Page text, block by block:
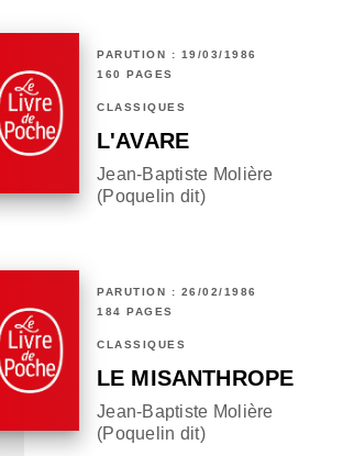
PARUTION : 19/03/1986
160 PAGES
CLASSIQUES
L'AVARE
Jean-Baptiste Molière
(Poquelin dit)
PARUTION : 26/02/1986
184 PAGES
CLASSIQUES
LE MISANTHROPE
Jean-Baptiste Molière
(Poquelin dit)